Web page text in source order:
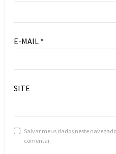
E-MAIL *
SITE
Salvar meus dados neste
comentar.